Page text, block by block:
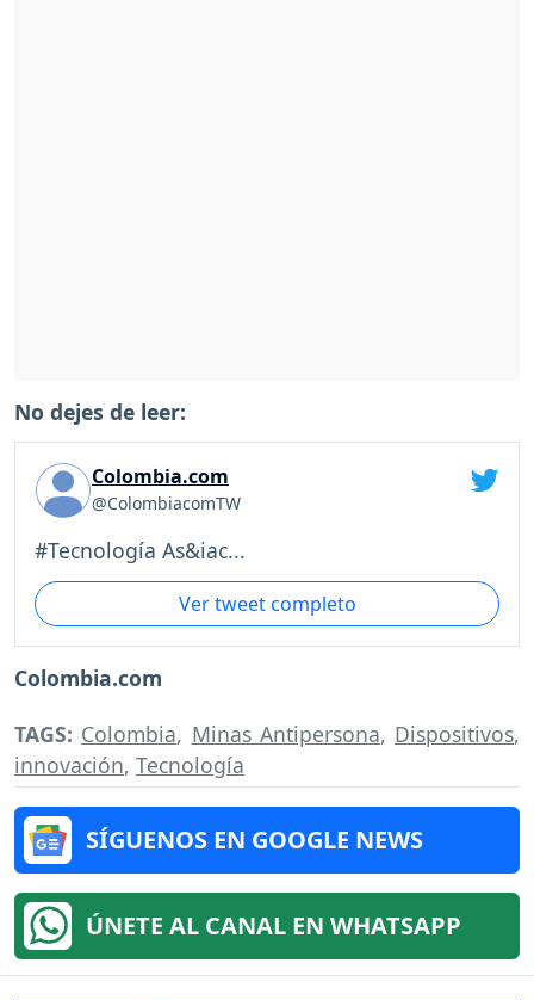
No dejes de leer:
Colombia.com
@ColombiacomTW
#Tecnología As&iac...
Ver tweet completo
Colombia.com
TAGS: Colombia, Minas Antipersona, Dispositivos,
innovación, Tecnología
SÍGUENOS EN GOOGLE NEWS
ÚNETE AL CANAL EN WHATSAPP